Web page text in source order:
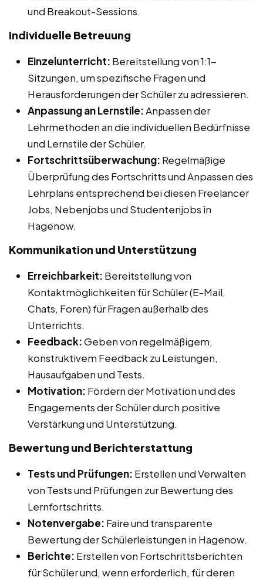
und Breakout-Sessions.
Individuelle Betreuung
Einzelunterricht: Bereitstellung von 1:1-
Sitzungen, um spezifische Fragen und
Herausforderungen der Schüler zu adressieren.
Anpassung an Lernstile:Anpassen der
Lehrmethoden an die individuellen Bedürfnisse
und Lernstile der Schüler.
Fortschrittsüberwachung: Regelmäßige
Überprüfung des Fortschritts und Anpassen des
Lehrplans entsprechend bei diesen Freelancer
Jobs, Nebenjobs und Studentenjobs in
Hagenow.
Kommunikation und Unterstützung
Erreichbarkeit: Bereitstellung von
Kontaktmöglichkeiten für Schüler (E-Mail,
Chats, Foren) für Fragen außerhalb des
Unterrichts.
Feedback:Geben von regelmäßigem,
konstruktivem Feedback zu Leistungen,
Hausaufgaben und Tests.
Motivation: Fördern der Motivation und des
Engagements der Schüler durch positive
Verstärkung und Unterstützung.
Bewertung und Berichterstattung
Tests und Prüfungen: Erstellen und Verwalten
von Tests und Prüfungen zur Bewertung des
Lernfortschritts.
Notenvergabe: Faire und transparente
Bewertung der Schülerleistungen in Hagenow.
Berichte: Erstellen von Fortschrittsberichten
für Schüler und, wenn erforderlich, für deren